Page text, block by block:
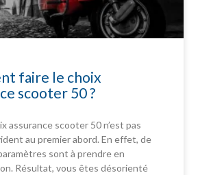
faire le choix
scooter 50 ?
assurance scooter 50 n’est pas
au premier abord. En effet, de
sont à prendre en
Résultat, vous êtes désorienté